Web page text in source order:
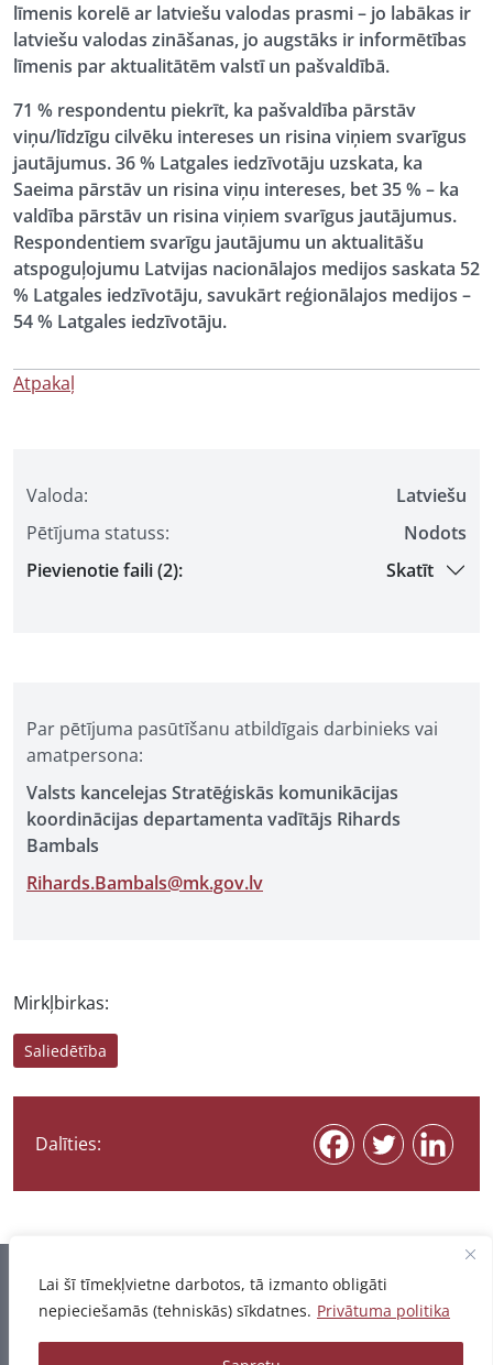
Lai šī tīmekļvietne darbotos, tā izmanto obligāti
nepieciešamās (tehniskās) sīkdatnes. Privātuma politika
Valoda:
Latviešu
Pētījuma statuss:
Nodots
Pievienotie faili (2):
Skatīt
Par pētījuma pasūtīšanu atbildīgais darbinieks vai
amatpersona:
Valsts kancelejas Stratēģiskās komunikācijas
koordinācijas departamenta vadītājs Rihards
Bambals
Rihards.Bambals@mk.gov.lv
Mirkļbirkas:
Saliedētība
Dalīties:
līmenis korelē ar latviešu valodas prasmi – jo labākas ir
latviešu valodas zināšanas, jo augstāks ir informētības
līmenis par aktualitātēm valstī un pašvaldībā.
71 % respondentu piekrīt, ka pašvaldība pārstāv
viņu/līdzīgu cilvēku intereses un risina viņiem svarīgus
jautājumus. 36 % Latgales iedzīvotāju uzskata, ka
Saeima pārstāv un risina viņu intereses, bet 35 % – ka
valdība pārstāv un risina viņiem svarīgus jautājumus.
Respondentiem svarīgu jautājumu un aktualitāšu
atspoguļojumu Latvijas nacionālajos medijos saskata 52
% Latgales iedzīvotāju, savukārt reģionālajos medijos –
54 % Latgales iedzīvotāju.
Atpakaļ
Informācija pēdējo reizi atjaunota 07.08.2026